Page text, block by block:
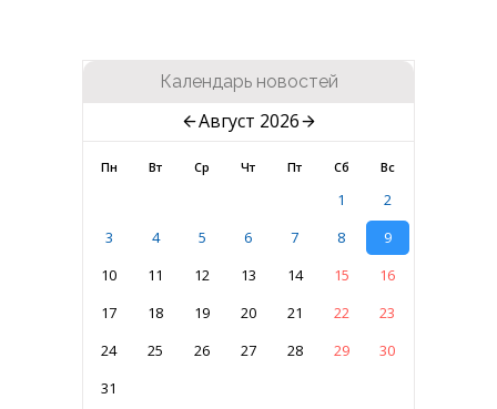
Календарь новостей
Август 2026
Пн Вт Ср Чт Пт Сб Вс
1
2
3
4 5 6 7 8
9
10
11 12 13 14 15
16
17
18 19 20 21 22
23
24
25 26 27 28 29
30
31